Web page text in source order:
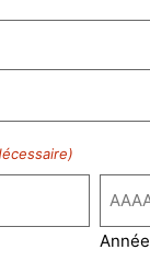
Année